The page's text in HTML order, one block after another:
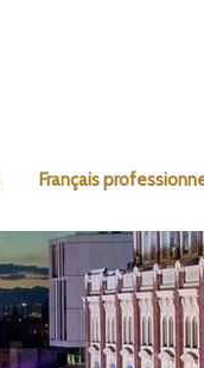
Français